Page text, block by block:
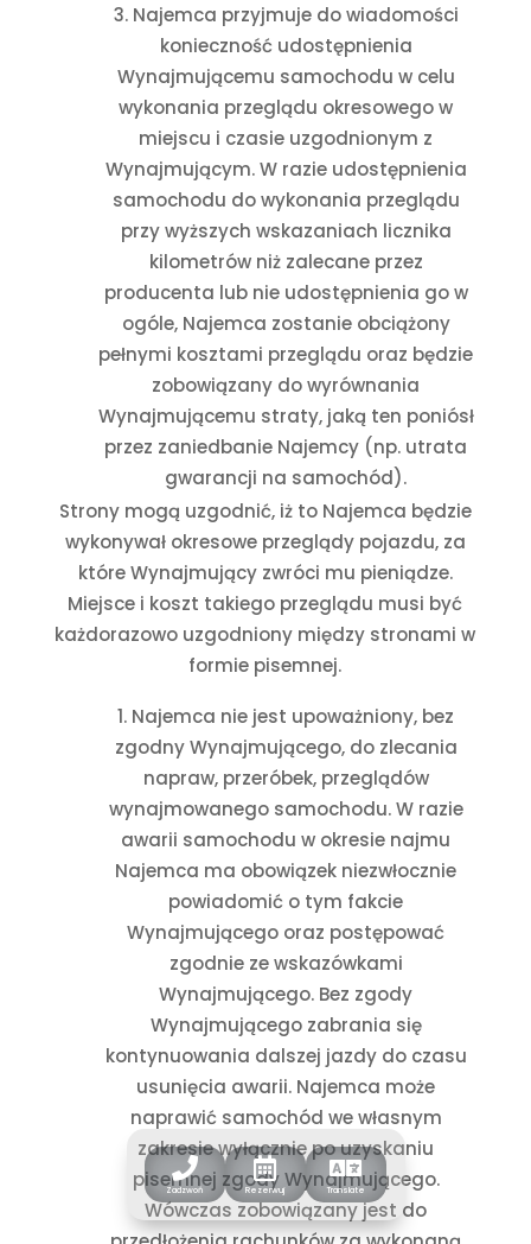
Najemca przyjmuje do wiadomości
konieczność udostępnienia
Wynajmującemu samochodu w celu
wykonania przeglądu okresowego w
miejscu i czasie uzgodnionym z
Wynajmującym. W razie udostępnienia
samochodu do wykonania przeglądu
przy wyższych wskazaniach licznika
kilometrów niż zalecane przez
producenta lub nie udostępnienia go w
ogóle, Najemca zostanie obciążony
pełnymi kosztami przeglądu oraz będzie
zobowiązany do wyrównania
Wynajmującemu straty, jaką ten poniósł
przez zaniedbanie Najemcy (np. utrata
gwarancji na samochód).
Strony mogą uzgodnić, iż to Najemca będzie
wykonywał okresowe przeglądy pojazdu, za
które Wynajmujący zwróci mu pieniądze.
Miejsce i koszt takiego przeglądu musi być
każdorazowo uzgodniony między stronami w
formie pisemnej.
Najemca nie jest upoważniony, bez
zgodny Wynajmującego, do zlecania
napraw, przeróbek, przeglądów
wynajmowanego samochodu. W razie
awarii samochodu w okresie najmu
Najemca ma obowiązek niezwłocznie
powiadomić o tym fakcie
Wynajmującego oraz postępować
zgodnie ze wskazówkami
Wynajmującego. Bez zgody
Wynajmującego zabrania się
kontynuowania dalszej jazdy do czasu
usunięcia awarii. Najemca może
naprawić samochód we własnym
zakresie wyłącznie po uzyskaniu
pisemnej zgody Wynajmującego.
Wówczas zobowiązany jest do

Zadzwoń

Rezerwuj

Translate